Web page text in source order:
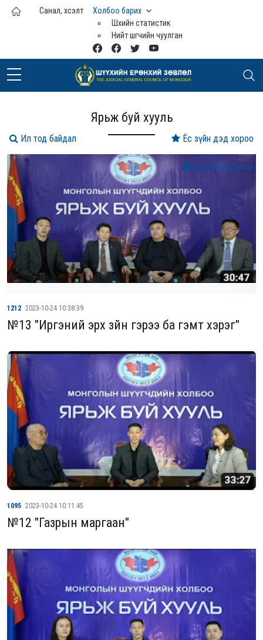
Үндсэн агуулга руу шилжих
Санал, хүсэлт
Холбоо барих
Шүүхийн статистик
Нийт шүүгчийн чуулган
Ярьж буй хууль
1212 2023-10-24 10:38:39
№13 "Иргэний эрх зүйн гэрээ ба гэмт хэрэг"
1095 2023-10-24 10:11:45
№12 "Газрын маргаан"
Судалгааны сан
Ёс зүйн дэд хороо
Ил тод байдал